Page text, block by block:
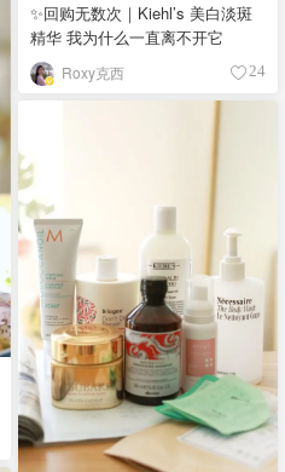
✨回购无数次｜Kiehl’s 美白淡斑
精华 我为什么一直离不开它
Roxy克西 24